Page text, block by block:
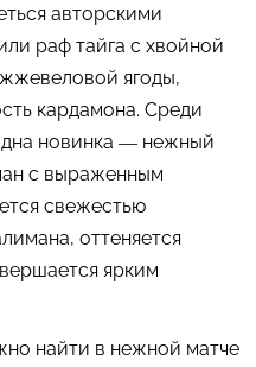
авторскими
раф тайга с хвойной
ягоды,
кардамона. Среди
новинка — нежный
с выраженным
свежестью
оттеняется
ярким
найти в нежной матче